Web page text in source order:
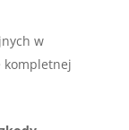
w
kompletnej